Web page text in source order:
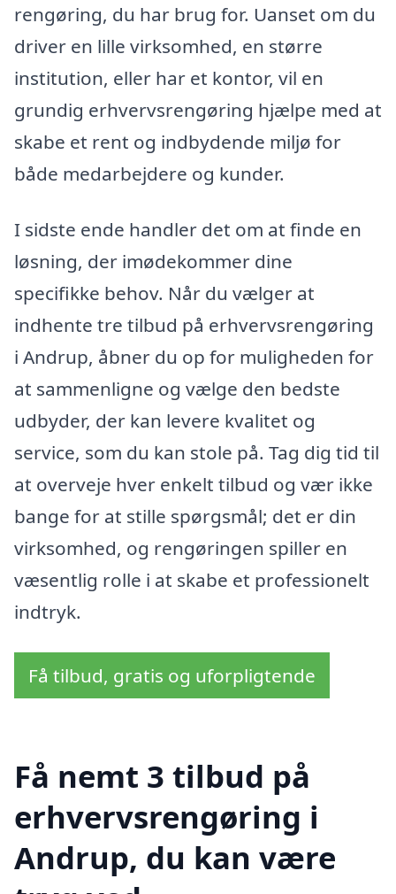
rengøring, du har brug for. Uanset om du
driver en lille virksomhed, en større
institution, eller har et kontor, vil en
grundig erhvervsrengøring hjælpe med at
skabe et rent og indbydende miljø for
både medarbejdere og kunder.
I sidste ende handler det om at finde en
løsning, der imødekommer dine
specifikke behov. Når du vælger at
indhente tre tilbud på erhvervsrengøring
i Andrup, åbner du op for muligheden for
at sammenligne og vælge den bedste
udbyder, der kan levere kvalitet og
service, som du kan stole på. Tag dig tid til
at overveje hver enkelt tilbud og vær ikke
bange for at stille spørgsmål; det er din
virksomhed, og rengøringen spiller en
væsentlig rolle i at skabe et professionelt
indtryk.
Få tilbud, gratis og uforpligtende
Få nemt 3 tilbud på
erhvervsrengøring i
Andrup, du kan være